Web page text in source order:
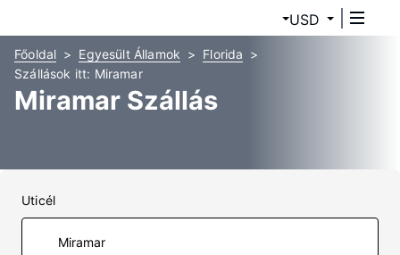
USD
Főoldal Egyesült Államok
Florida
Szállások itt: Miramar
Miramar Szállás
Uticél